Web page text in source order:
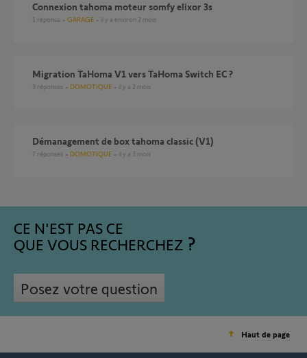
Connexion tahoma moteur somfy elixor 3s
1 réponse GARAGE il y a environ 2 mois
Migration TaHoma V1 vers TaHoma Switch EC ?
3 réponses DOMOTIQUE il y a 2 mois
Démanagement de box tahoma classic (V1)
7 réponses DOMOTIQUE il y a 3 mois
CE N'EST PAS CE
QUE VOUS RECHERCHEZ
Posez votre question
Haut de page